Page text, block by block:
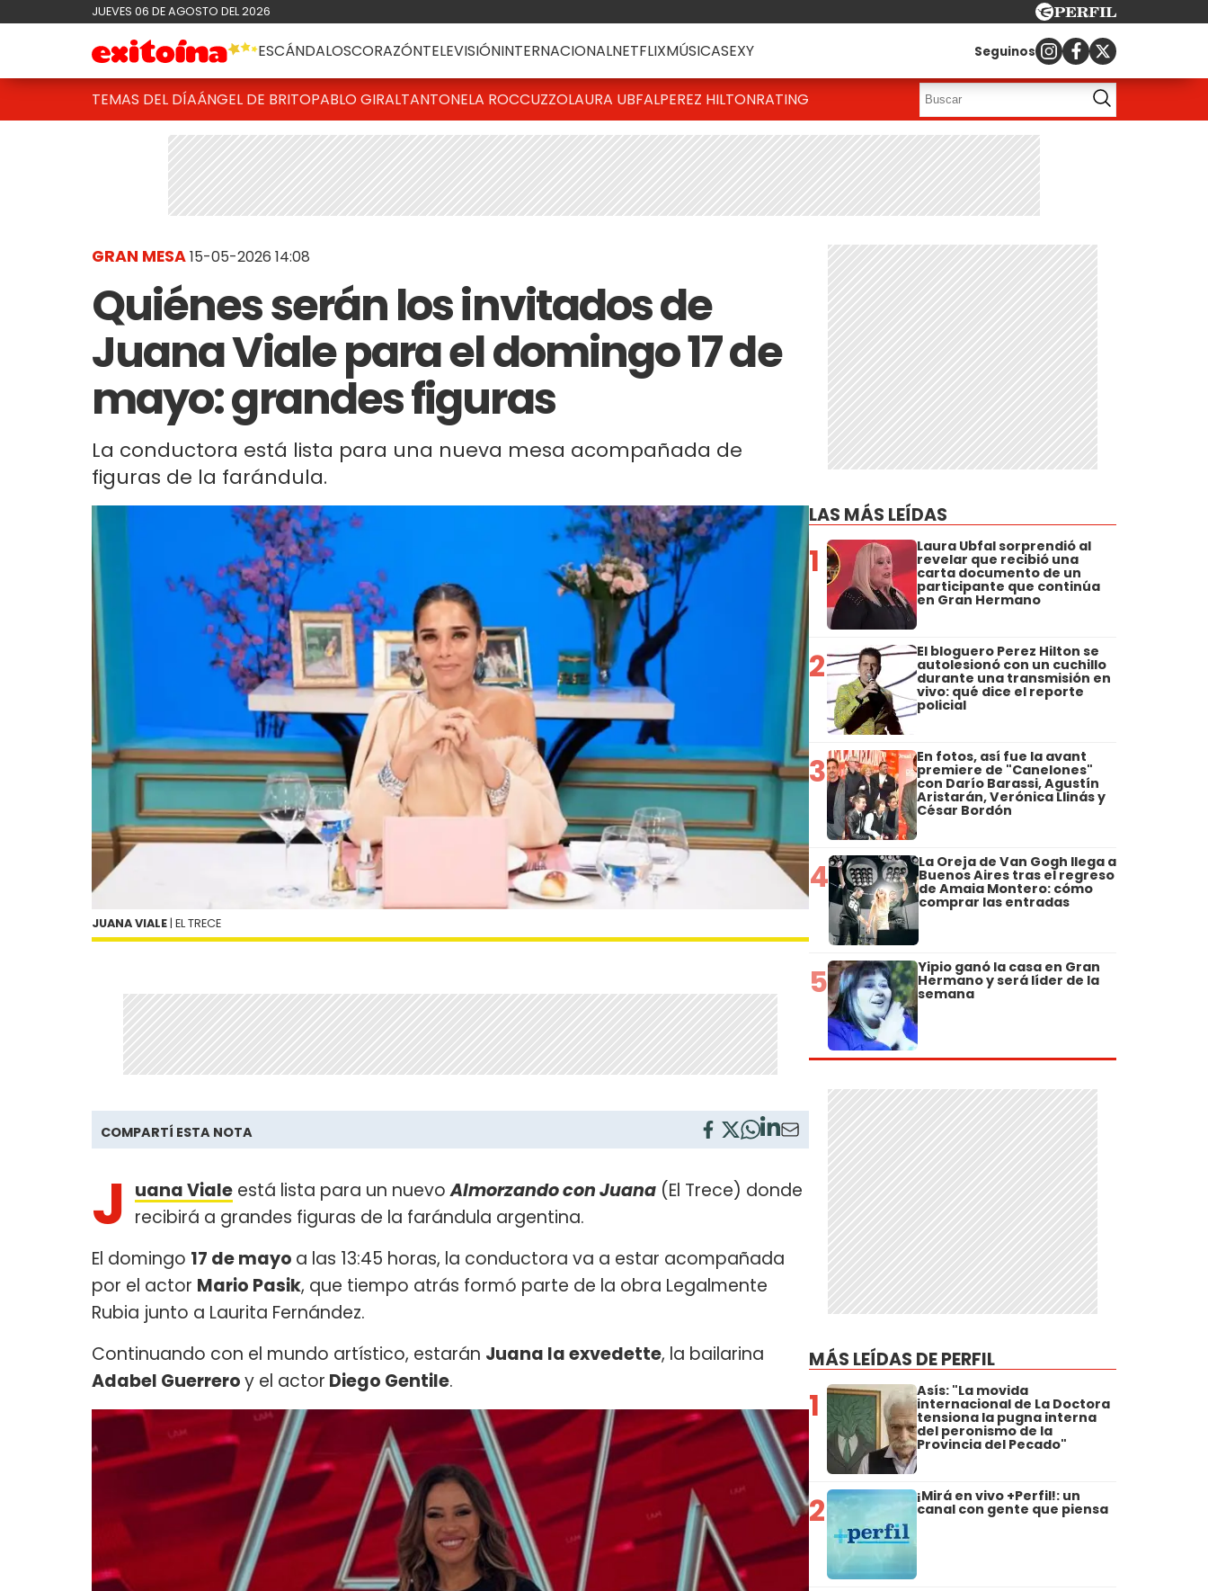
JUEVES 06 DE AGOSTO DEL 2026
ESCÁNDALOSCORAZÓNTELEVISIÓNINTERNACIONALNETFLIXMÚSICASEXY Seguinos
TEMAS DEL DÍAÁNGEL DE BRITOPABLO GIRALTANTONELA ROCCUZZOLAURA UBFALPEREZ HILTONRATING
GRAN MESA15-05-2026 14:08
Quiénes serán los invitados de
Juana Viale para el domingo 17 de
mayo: grandes figuras
La conductora está lista para una nueva mesa acompañada de
figuras de la farándula.
JUANA VIALE | EL TRECE
COMPARTÍ ESTA NOTA
J uana Viale está lista para un nuevoAlmorzando con Juana (El Trece) donde
recibirá a grandes figuras de la farándula argentina.
El domingo 17 de mayo a las 13:45 horas, la conductora va a estar acompañada
por el actor Mario Pasik, que tiempo atrás formó parte de la obra Legalmente
Rubia junto a Laurita Fernández.
Continuando con el mundo artístico, estarán Juana la exvedette, la bailarina
Adabel Guerreroy el actor Diego Gentile.
LAS MÁS LEÍDAS
1 Laura Ubfal sorprendió al
revelar que recibió una
carta documento de un
participante que continúa
en Gran Hermano
2 El bloguero Perez Hilton se
autolesionó con un cuchillo
durante una transmisión en
vivo: qué dice el reporte
policial
3 En fotos, así fue la avant
premiere de "Canelones"
con Darío Barassi, Agustín
Aristarán, Verónica Llinás y
César Bordón
4 La Oreja de Van Gogh llega a
Buenos Aires tras el regreso
de Amaia Montero: cómo
comprar las entradas
5 Yipio ganó la casa en Gran
Hermano y será líder de la
semana
MÁS LEÍDAS DE PERFIL
1 Asís: "La movida
internacional de La Doctora
tensiona la pugna interna
del peronismo de la
Provincia del Pecado"
2 ¡Mirá en vivo +Perfil!: un
canal con gente que piensa